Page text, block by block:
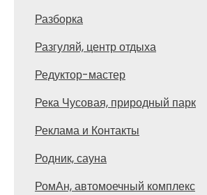
Разборка
Разгуляй, центр отдыха
Редуктор-мастер
Река Чусовая, природный парк
Реклама и Контакты
Родник, сауна
РомАн, автомоечный комплекс